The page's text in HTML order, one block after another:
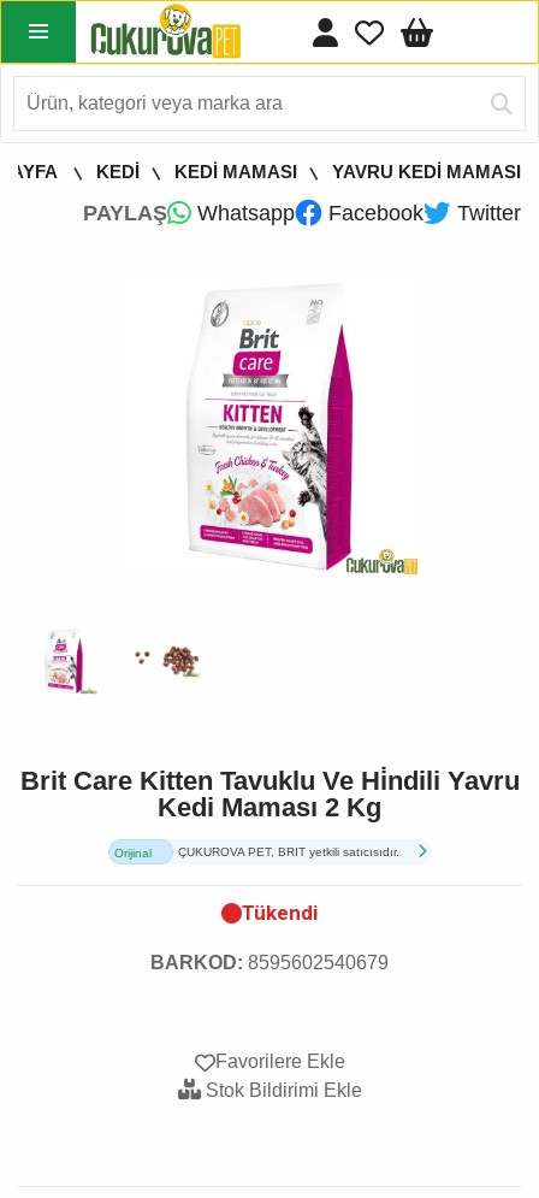
KEDİ KEDİ MAMASI YAVRU KEDİ MAMASI
PAYLAŞ Whatsapp Facebook Twitter
Brit Care Kitten Tavuklu Ve Hi̇ndili Yavru
Kedi Maması 2 Kg
Orijinal
ÇUKUROVA PET, BRIT yetkili satıcısıdır.
Tükendi
BARKOD: 8595602540679
Favorilere Ekle
Stok Bildirimi Ekle